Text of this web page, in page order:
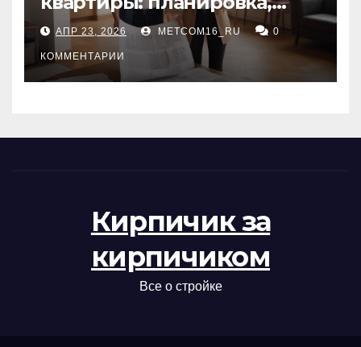
состояние жилья и
проверка документов
АПР 23, 2026 METCOM16_RU 0
КОММЕНТАРИИ
Кирпичик за
кирпичиком
Все о стройке